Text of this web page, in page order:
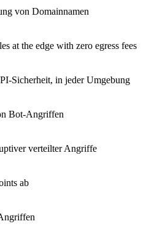
von Domainnamen
at the edge with zero egress fees
Sicherheit, in jeder Umgebung
Bot-Angriffen
verteilter Angriffe
ab